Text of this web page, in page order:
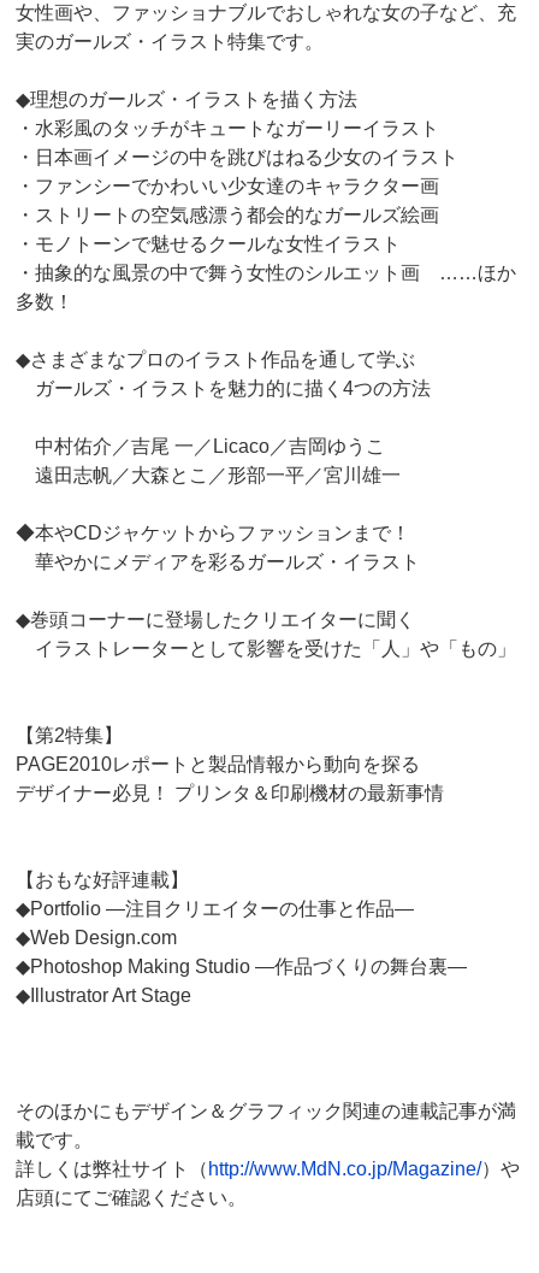
女性画や、ファッショナブルでおしゃれな女の子など、充
実のガールズ・イラスト特集です。
◆理想のガールズ・イラストを描く方法
・水彩風のタッチがキュートなガーリーイラスト
・日本画イメージの中を跳びはねる少女のイラスト
・ファンシーでかわいい少女達のキャラクター画
・ストリートの空気感漂う都会的なガールズ絵画
・モノトーンで魅せるクールな女性イラスト
・抽象的な風景の中で舞う女性のシルエット画 ……ほか
多数！
◆さまざまなプロのイラスト作品を通して学ぶ
ガールズ・イラストを魅力的に描く4つの方法
中村佑介／吉尾 一／Licaco／吉岡ゆうこ
遠田志帆／大森とこ／形部一平／宮川雄一
◆本やCDジャケットからファッションまで！
華やかにメディアを彩るガールズ・イラスト
◆巻頭コーナーに登場したクリエイターに聞く
イラストレーターとして影響を受けた「人」や「もの」
【第2特集】
PAGE2010レポートと製品情報から動向を探る
デザイナー必見！ プリンタ＆印刷機材の最新事情
【おもな好評連載】
◆Portfolio ―注目クリエイターの仕事と作品―
◆Web Design.com
◆Photoshop Making Studio ―作品づくりの舞台裏―
◆Illustrator Art Stage
そのほかにもデザイン＆グラフィック関連の連載記事が満
載です。
詳しくは弊社サイト（ http://www.MdN.co.jp/Magazine/）や
店頭にてご確認ください。